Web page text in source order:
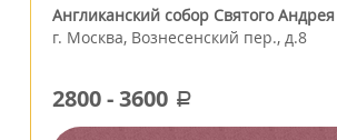
Англиканский собор Святого Андрея
г. Москва, Вознесенский пер., д.8
2800-3600 a